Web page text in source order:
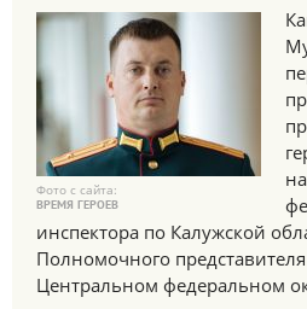
Фото с сайта:
ВРЕМЯ ГЕРОЕВ
инспектора по Калужской
Полномочного
Центральном федеральном